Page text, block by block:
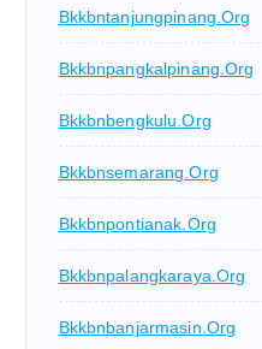
Bkkbntanjungpinang.org
Bkkbnpangkalpinang.org
Bkkbnbengkulu.org
Bkkbnsemarang.org
Bkkbnpontianak.org
Bkkbnpalangkaraya.org
Bkkbnbanjarmasin.org